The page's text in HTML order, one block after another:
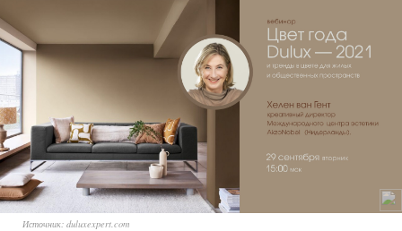
Источник: duluxexpert.com